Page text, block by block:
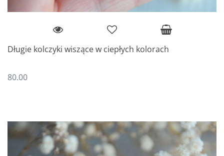
Długie kolczyki wiszące w ciepłych kolorach
80.00